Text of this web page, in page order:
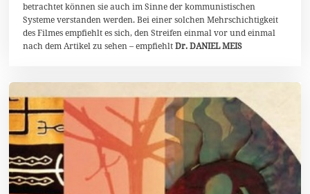
betrachtet können sie auch im Sinne der kommunistischen
Systeme verstanden werden. Bei einer solchen Mehrschichtigkeit
des Filmes empfiehlt es sich, den Streifen einmal vor und einmal
nach dem Artikel zu sehen – empfiehltDr. DANIEL MEIS